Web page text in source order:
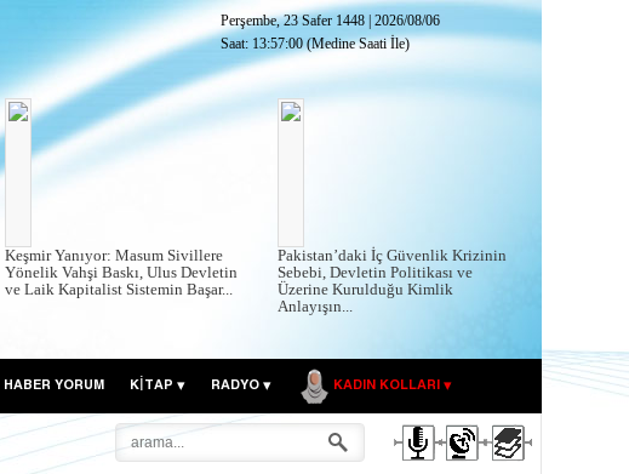
Perşembe, 23 Safer 1448 2026/08/06
Saat: 13:57:02(Medine Saati İle)
Keşmir Yanıyor: Masum Sivillere
Yönelik Vahşi Baskı, Ulus Devletin
ve Laik Kapitalist Sistemin Başar...
Pakistan’daki İç Güvenlik Krizinin
Sebebi, Devletin Politikası ve
Üzerine Kurulduğu Kimlik
Anlayışın...
HABER YORUM KITAP RADYO KADIN KOLLARI